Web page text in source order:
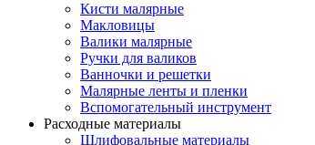
Кисти малярные
Макловицы
Валики малярные
Ручки для валиков
Ванночки и решетки
Малярные ленты и пленки
Вспомогательный инструмент
Расходные материалы
Шлифовальные материалы